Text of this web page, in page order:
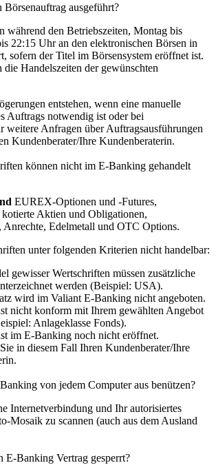
ausgeführt?
während den Betriebszeiten, Montag bis
22:15 Uhr an den elektronischen Börsen in
sofern der Titel im Börsensystem eröffnet ist.
die Handelszeiten der gewünschten
entstehen, wenn eine manuelle
Auftrags notwendig ist oder bei
weitere Anfragen über Auftragsausführungen
Kundenberater/Ihre Kundenberaterin.
können nicht im E-Banking gehandelt
EUREX-Optionen und -Futures,
Aktien und Obligationen,
Anrechte, Edelmetall und OTC Options.
unter folgenden Kriterien nicht handelbar:
gewisser Wertschriften müssen zusätzliche
werden (Beispiel: USA).
wird im Valiant E-Banking nicht angeboten.
nicht konform mit Ihrem gewählten Angebot
Anlageklasse Fonds).
im E-Banking noch nicht eröffnet.
in diesem Fall Ihren Kundenberater/Ihre
von jedem Computer aus benützen?
Internetverbindung und Ihr autorisiertes
Mosaik zu scannen (auch aus dem Ausland
E-Banking Vertrag gesperrt?